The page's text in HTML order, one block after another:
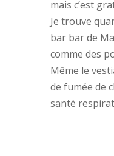
mais c’est
Je trouve
bar bar de
comme des
Même le
de fumée de
santé